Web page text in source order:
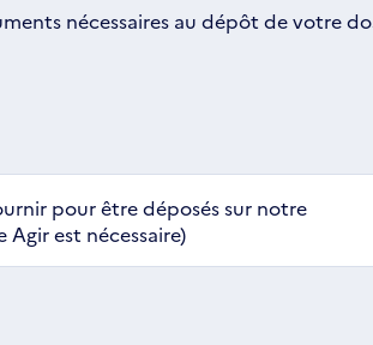
nécessaires au dépôt de votre
pour être déposés sur notre
est nécessaire)